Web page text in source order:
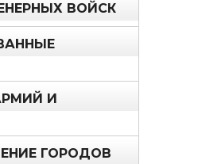
ВОЙСК
И
ГОРОДОВ